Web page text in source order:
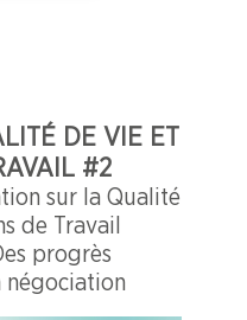
DE VIE ET
#2
sur la Qualité
de Travail
progrès
négociation